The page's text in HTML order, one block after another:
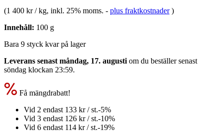
(1 400 kr / kg, inkl. 25% moms. - plus fraktkostnader )
Innehåll: 100 g
Bara 9 styck kvar på lager
Leverans senast måndag, 17. augusti om du beställer senast
söndag klockan 23:59.
Få mängdrabatt!
Vid 2 endast 133 kr/ st.-5%
Vid 3 endast 126 kr/ st.-10%
Vid 6 endast 114 kr/ st.-19%